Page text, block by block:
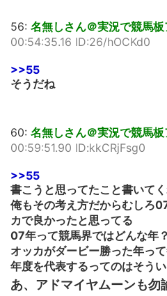
56: 名無しさん＠実況で競馬板
00:54:35.16 ID:26/hOCKd0
>>55
そうだね
60: 名無しさん＠実況で競馬板
00:59:51.90 ID:kkCRjFsg0
>>55
書こうと思ってたこと書いて
俺もその考え方だからむしろ
カで良かったと思ってる
07年って競馬界ではどんな年
オッカがダービー勝った年っ
年度を代表するってのはそう
あ、アドマイヤムーンも勿